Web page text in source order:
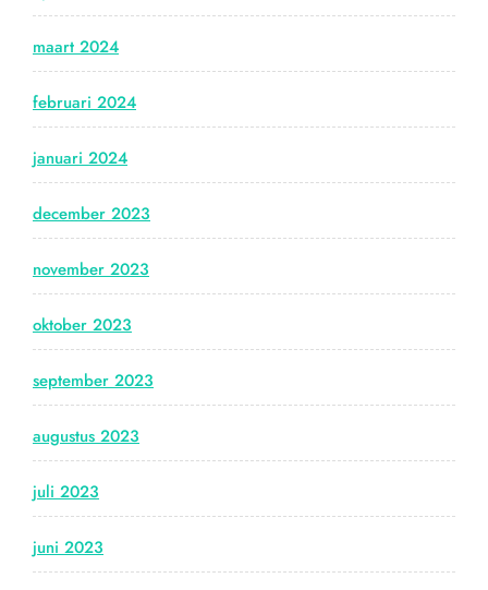
maart 2024
februari 2024
januari 2024
december 2023
november 2023
oktober 2023
september 2023
augustus 2023
juli 2023
juni 2023